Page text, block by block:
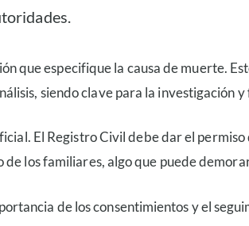
especifique la causa de muerte.
siendo clave para la investigación
El Registro Civil debe dar el
los familiares, algo que puede
de los consentimientos y el